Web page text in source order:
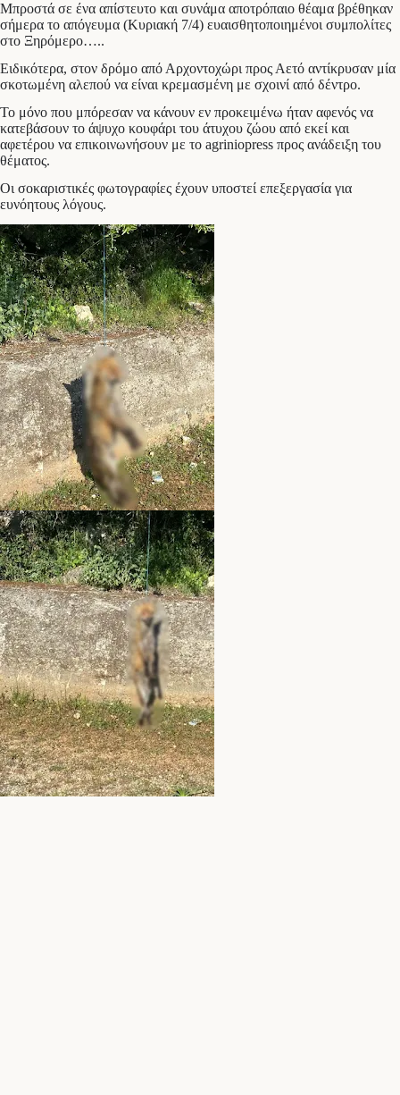
Μπροστά σε ένα απίστευτο και συνάμα αποτρόπαιο θέαμα βρέθηκαν
σήμερα το απόγευμα (Κυριακή 7/4) ευαισθητοποιημένοι συμπολίτες
στο Ξηρόμερο…..
Ειδικότερα, στον δρόμο από Αρχοντοχώρι προς Αετό αντίκρυσαν μία
σκοτωμένη αλεπού να είναι κρεμασμένη με σχοινί από δέντρο.
Το μόνο που μπόρεσαν να κάνουν εν προκειμένω ήταν αφενός να
κατεβάσουν το άψυχο κουφάρι του άτυχου ζώου από εκεί και
αφετέρου να επικοινωνήσουν με το agriniopress προς ανάδειξη του
θέματος.
Οι σοκαριστικές φωτογραφίες έχουν υποστεί επεξεργασία για
ευνόητους λόγους.